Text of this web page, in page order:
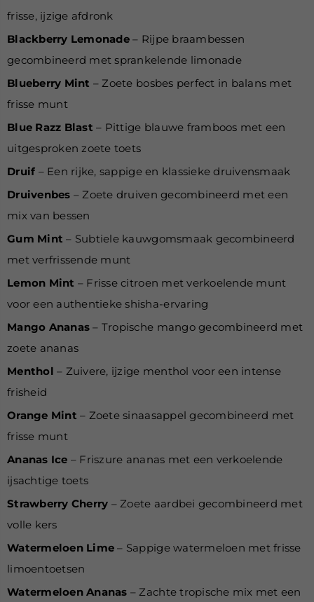
frisse, ijzige afdronk
Blackberry Lemonade– Rijpe braambessen
gecombineerd met sprankelende limonade
Blueberry Mint – Zoete bosbes perfect in balans met
frisse munt
Blue Razz Blast– Pittige blauwe framboos met een
uitgesproken zoete toets
Druif – Een rijke, sappige en klassieke druivensmaak
Druivenbes – Zoete druiven gecombineerd met een
mix van bessen
Gum Mint – Subtiele kauwgomsmaak gecombineerd
met verfrissende munt
Lemon Mint – Frisse citroen met verkoelende munt
voor een authentieke shisha-ervaring
Mango Ananas – Tropische mango gecombineerd met
zoete ananas
Menthol– Zuivere, ijzige menthol voor een intense
frisheid
Orange Mint – Zoete sinaasappel gecombineerd met
frisse munt
Ananas Ice – Friszure ananas met een verkoelende
ijsachtige toets
Strawberry Cherry – Zoete aardbei gecombineerd met
volle kers
Watermeloen Lime – Sappige watermeloen met frisse
limoentoetsen
Watermeloen Ananas – Zachte tropische mix met een